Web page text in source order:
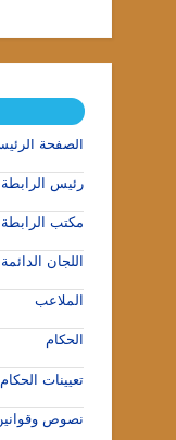
الصفحة
رئيس الرابطة
مكتب الرابطة
اللجان الدائمة
الملاعب
الحكام
تعيينات الحكام
نصوص